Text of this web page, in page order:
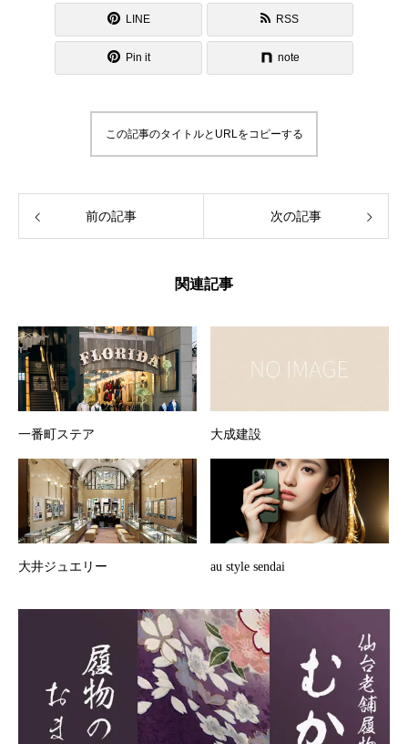
LINE RSS
Pin it note
この記事のタイトルとURLをコピーする
前の記事 次の記事
関連記事
一番町ステア 大成建設
大井ジュエリー au style sendai